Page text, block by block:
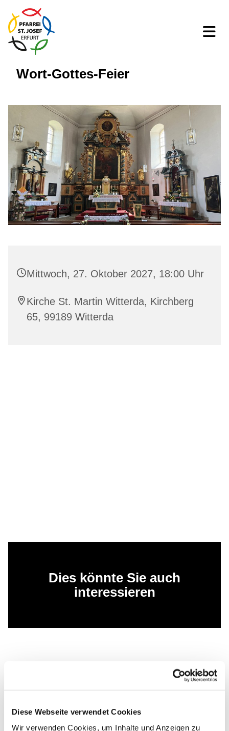
Diese Webseite verwendet Cookies
Wir verwenden Cookies, um Inhalte und Anzeigen zu
Wort-Gottes-Feier
Mittwoch, 27. Oktober 2027, 18:00 Uhr
Kirche St. Martin Witterda, Kirchberg
65, 99189 Witterda
Dies könnte Sie auch
interessieren